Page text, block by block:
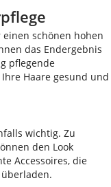
schönen hohen
das Endergebnis
pflegende
Haare gesund und
wichtig. Zu
den Look
Accessoires, die